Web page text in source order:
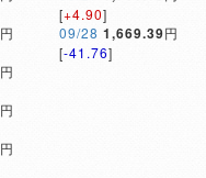
円
円
円
円
[+4.90]
09/28 1,669.39円
[-41.76]